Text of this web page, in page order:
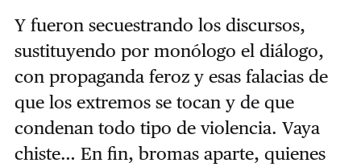
Y fueron secuestrando los discursos,
sustituyendo por monólogo el diálogo,
con propaganda feroz y esas falacias de
que los extremos se tocan y de que
condenan todo tipo de violencia. Vaya
chiste… En fin, bromas aparte, quienes